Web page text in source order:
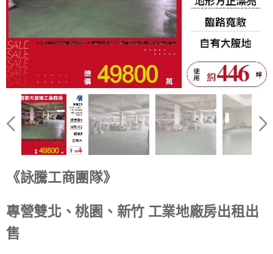
《詠騰工商團隊》
專營雙北、桃園、新竹 工業地廠房出租出
售